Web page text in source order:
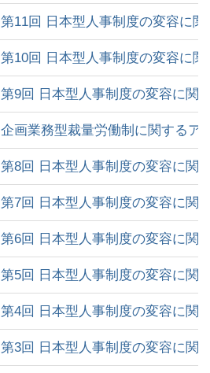
第11回 日本型人事制度の変容に関
第10回 日本型人事制度の変容に関
第9回 日本型人事制度の変容に関
企画業務型裁量労働制に関するア
第8回 日本型人事制度の変容に関
第7回 日本型人事制度の変容に関
第6回 日本型人事制度の変容に関
第5回 日本型人事制度の変容に関
第4回 日本型人事制度の変容に関
第3回 日本型人事制度の変容に関